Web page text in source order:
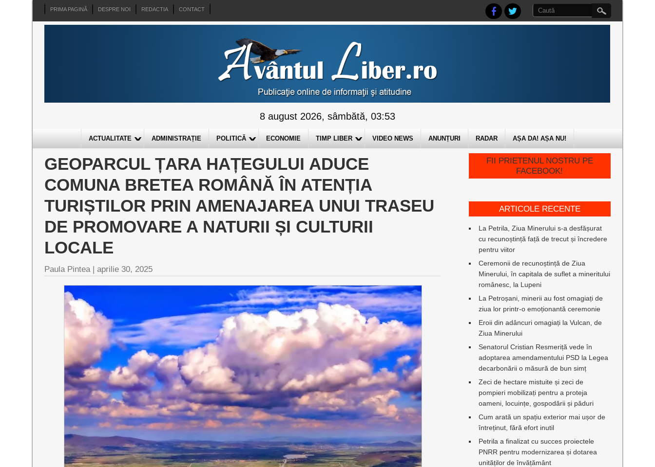
PRIMA PAGINĂ DESPRE NOI REDACTIA CONTACT
8 august 2026, sâmbătă, 03:53
ACTUALITATE ADMINISTRAȚIE POLITICĂ ECONOMIE TIMP LIBER VIDEO NEWS ANUNȚURI RADAR AȘA DA! AȘA NU!
GEOPARCUL ȚARA HAȚEGULUI ADUCE
COMUNA BRETEA ROMÂNĂ ÎN ATENȚIA
TURIȘTILOR PRIN AMENAJAREA UNUI TRASEU
DE PROMOVARE A NATURII ȘI CULTURII
LOCALE
Paula Pintea |aprilie 30, 2025
FII PRIETENUL NOSTRU PE
FACEBOOK!
ARTICOLE RECENTE
La Petrila, Ziua Minerului s-a desfășurat
cu recunoștință față de trecut și încredere
pentru viitor
Ceremonii de recunoștință de Ziua
Minerului, în capitala de suflet a mineritului
românesc, la Lupeni
La Petroșani, minerii au fost omagiați de
ziua lor printr-o emoționantă ceremonie
Eroii din adâncuri omagiați la Vulcan, de
Ziua Minerului
Senatorul Cristian Resmeriță vede în
adoptarea amendamentului PSD la Legea
decarbonării o măsură de bun simț
Zeci de hectare mistuite și zeci de
pompieri mobilizați pentru a proteja
oameni, locuințe, gospodării și păduri
Cum arată un spațiu exterior mai ușor de
întreținut, fără efort inutil
Petrila a finalizat cu succes proiectele
PNRR pentru modernizarea și dotarea
unităților de învățământ